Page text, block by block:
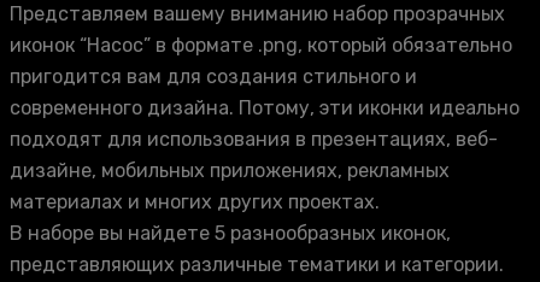
Представляем вашему вниманию набор прозрачных
иконок “Насос” в формате .png, который обязательно
пригодится вам для создания стильного и
современного дизайна. Потому, эти иконки идеально
подходят для использования в презентациях, веб-
дизайне, мобильных приложениях, рекламных
материалах и многих других проектах.
В наборе вы найдете 5 разнообразных иконок,
представляющих различные тематики и категории.